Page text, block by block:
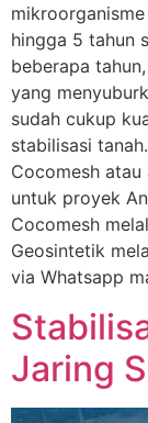
hingga 5 tahun
beberapa
yang
sudah cukup
stabilisasi
Cocomesh
untuk proyek
Cocomesh
Geosintetik
via Whatsapp
Jaring